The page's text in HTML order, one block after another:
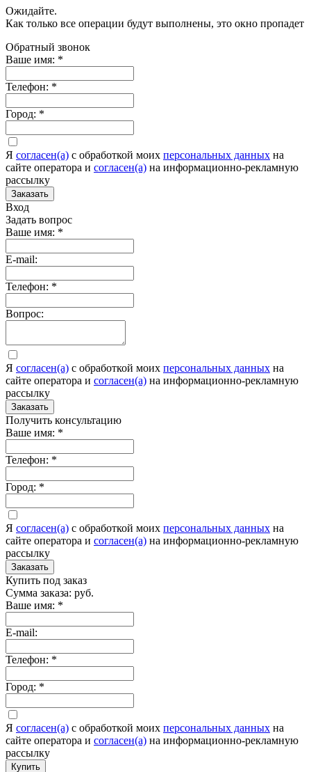
Ожидайте.
Как только все операции будут выполнены, это окно пропадет
Обратный звонок
Ваше имя: *
Телефон: *
Город: *
Я согласен(а) c обработкой моих персональных данных на
сайте оператора и согласен(а) на информационно-рекламную
рассылку
Заказать
Вход
Задать вопрос
Ваше имя: *
E-mail:
Телефон: *
Вопрос:
Я согласен(а) c обработкой моих персональных данных на
сайте оператора и согласен(а) на информационно-рекламную
рассылку
Заказать
Получить консультацию
Ваше имя: *
Телефон: *
Город: *
Я согласен(а) c обработкой моих персональных данных на
сайте оператора и согласен(а) на информационно-рекламную
рассылку
Заказать
Купить под заказ
Сумма заказа: руб.
Ваше имя: *
E-mail:
Телефон: *
Город: *
Я согласен(а) c обработкой моих персональных данных на
сайте оператора и согласен(а) на информационно-рекламную
рассылку
Купить